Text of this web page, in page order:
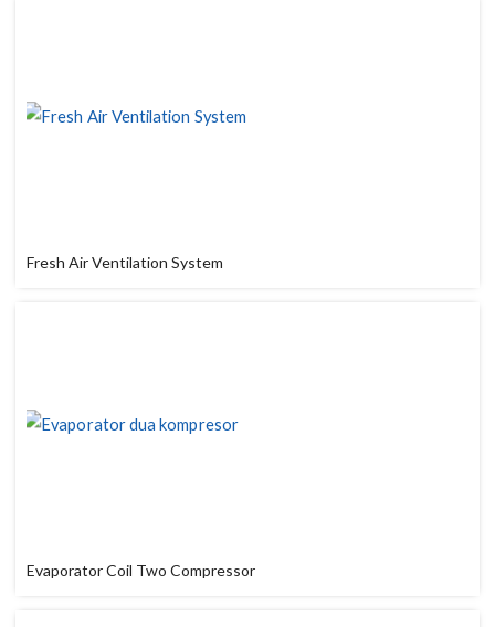
Fresh Air Ventilation System
Evaporator Coil Two Compressor